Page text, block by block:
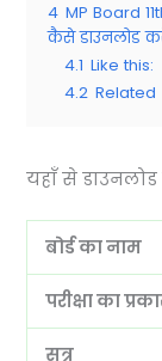
4 MP Board
कैसे डाउनलोड
4.1 Like this:
4.2 Related
यहाँ से
बोर्ड का नाम
परीक्षा का
सत्र